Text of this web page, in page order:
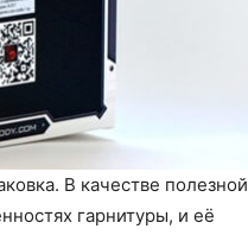
В качестве полезной
гарнитуры, и её